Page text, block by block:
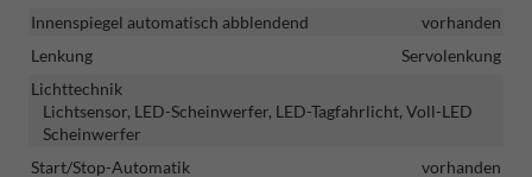
Innenspiegel automatisch abblendend
vorhanden
Lenkung
Servolenkung
Lichttechnik
Lichtsensor, LED-Scheinwerfer, LED-Tagfahrlicht, Voll-LED
Scheinwerfer
Start/Stop-Automatik
vorhanden